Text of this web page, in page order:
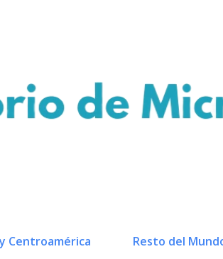
Centroamérica Resto del